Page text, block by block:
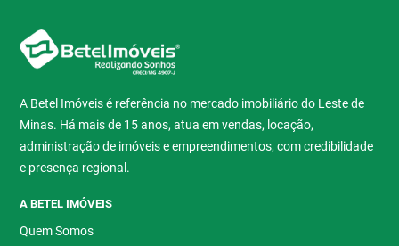
A Betel Imóveis é referência no mercado imobiliário do Leste de
Minas. Há mais de 15 anos, atua em vendas, locação,
administração de imóveis e empreendimentos, com credibilidade
e presença regional.
A BETEL IMÓVEIS
Quem Somos